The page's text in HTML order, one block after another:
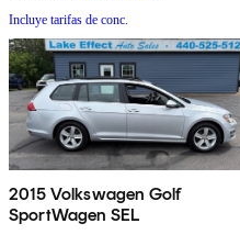
Incluye tarifas de conc.
2015 Volkswagen Golf
SportWagen SEL